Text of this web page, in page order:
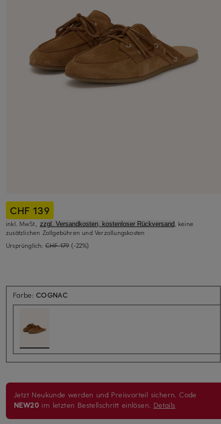
CHF 139
inkl. MwSt., zzgl. Versandkosten, kostenloser Rückversand, keine
zusätzlichen Zollgebühren und Verzollungskosten
Ursprünglich: CHF 179 (-22%)
Farbe:COGNAC
Jetzt Neukunde werden und Preisvorteil sichern. Code
NEW20 im letzten Bestellschritt einlösen. Details